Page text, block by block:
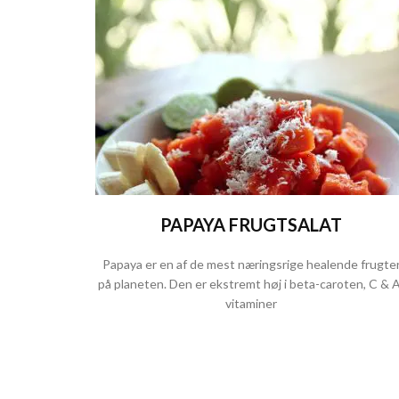
PAPAYA FRUGTSALAT
Papaya er en af de mest næringsrige healende
på planeten. Den er ekstremt høj i beta-caroten, C &
vitaminer